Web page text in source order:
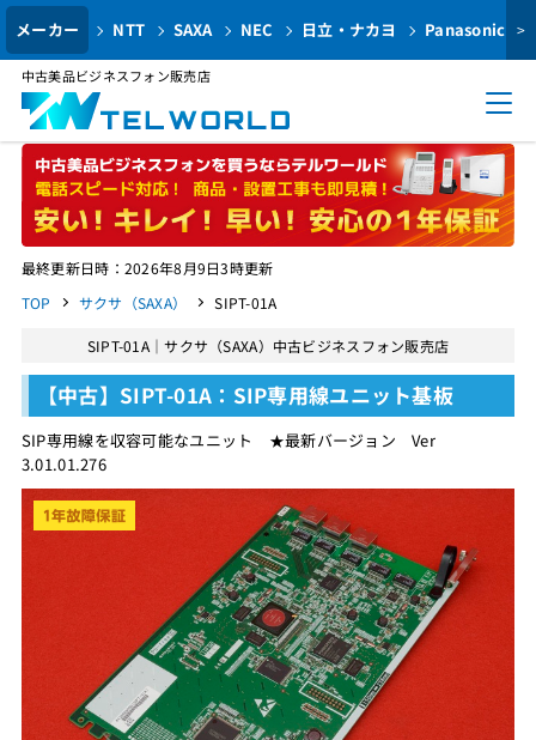
メーカー NTT SAXA NEC 日立・ナカヨ Panasonic >
中古美品ビジネスフォン販売店
最終更新日時：2026年8月9日3時更新
TOP
サクサ（SAXA） SIPT-01A
SIPT-01A｜サクサ（SAXA）中古ビジネスフォン販売店
【中古】SIPT-01A：SIP専用線ユニット基板
SIP専用線を収容可能なユニット ★最新バージョン Ver
3.01.01.276